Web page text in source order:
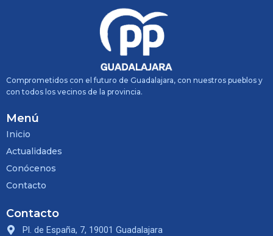
Comprometidos con el futuro de Guadalajara, con nuestros pueblos y
con todos los vecinos de la provincia.
Menú
Inicio
Actualidades
Conócenos
Contacto
Contacto
Pl. de España, 7, 19001 Guadalajara